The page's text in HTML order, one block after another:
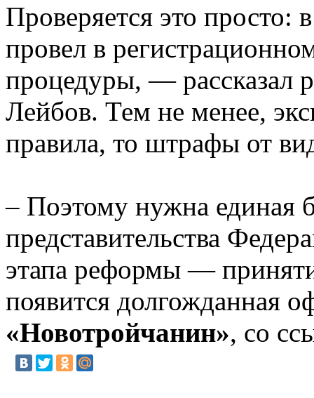
Проверяется это просто:
провел в
процедуры, — рассказал
Лейбов. Тем не менее,
правила, то штрафы от
– Поэтому нужна единая
представительства
этапа реформы —
появится долгожданная
«Новотройчанин», со